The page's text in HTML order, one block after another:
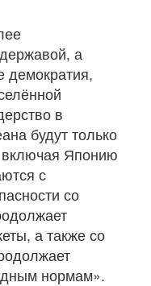
а
демократия,
в
будут только
включая Японию
с
со
а также со
нормам».